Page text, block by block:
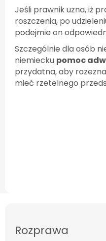
Jeśli prawnik uzna, iż
roszczenia, po
podejmie on
Szczególnie dla osób
niemiecku pomoc
przydatna, aby
mieć rzetelnego
Rozprawa